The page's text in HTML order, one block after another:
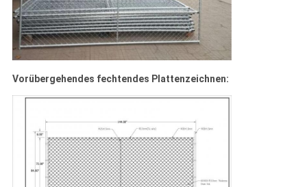
Vorübergehendes fechtendes Plattenzeichnen: